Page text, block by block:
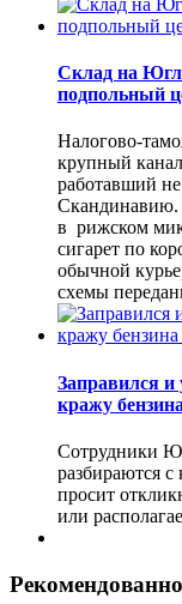
Склад на
подпольный
Налогово-
крупный
работавший
Скандинавию.
в рижском
сигарет по
обычной
схемы
Заправился и
кражу
Сотрудники
разбираются
просит
или